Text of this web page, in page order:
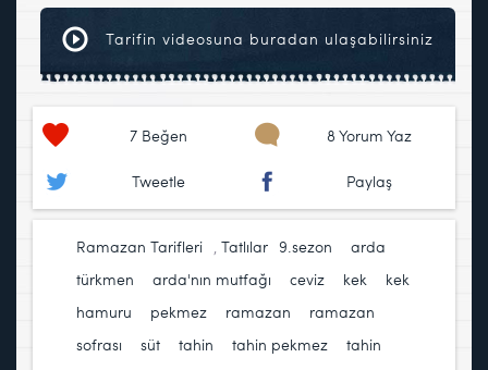
Tarifin videosuna buradan ulaşabilirsiniz
7 Beğen 8 Yorum Yaz
Tweetle Paylaş
Ramazan Tarifleri Tatlılar 9.sezon
arda
türkmen
arda'nın mutfağı ceviz kek
kek
hamuru
pekmez ramazan
ramazan
sofrası
süt tahin tahin pekmez
tahin